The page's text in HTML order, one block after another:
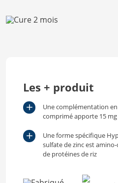
Les + produit
Une complémentation
comprimé apporte 15 mg
Une forme spécifique
sulfate de zinc est
de protéines de riz